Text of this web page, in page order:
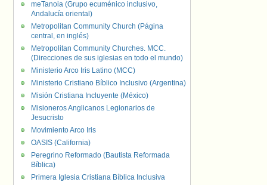
meTanoia (Grupo ecuménico inclusivo,
Andalucía oriental)
Metropolitan Community Church (Página
central, en inglés)
Metropolitan Community Churches. MCC.
(Direcciones de sus iglesias en todo el mundo)
Ministerio Arco Iris Latino (MCC)
Ministerio Cristiano Bíblico Inclusivo (Argentina)
Misión Cristiana Incluyente (México)
Misioneros Anglicanos Legionarios de
Jesucristo
Movimiento Arco Iris
OASIS (California)
Peregrino Reformado (Bautista Reformada
Bíblica)
Primera Iglesia Cristiana Bíblica Inclusiva